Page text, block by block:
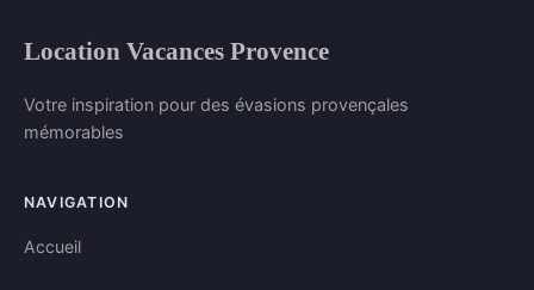
Location Vacances Provence
Votre inspiration pour des évasions provençales
mémorables
NAVIGATION
Accueil